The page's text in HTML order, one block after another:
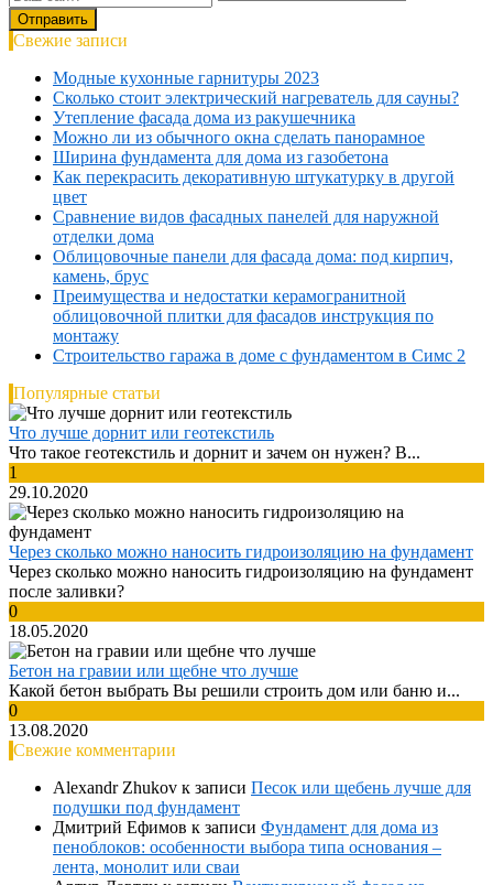
Свежие записи
Модные кухонные гарнитуры 2023
Сколько стоит электрический нагреватель для сауны?
Утепление фасада дома из ракушечника
Можно ли из обычного окна сделать панорамное
Ширина фундамента для дома из газобетона
Как перекрасить декоративную штукатурку в другой
цвет
Сравнение видов фасадных панелей для наружной
отделки дома
Облицовочные панели для фасада дома: под кирпич,
камень, брус
Преимущества и недостатки керамогранитной
облицовочной плитки для фасадов инструкция по
монтажу
Строительство гаража в доме с фундаментом в Симс 2
Популярные статьи
Что лучше дорнит или геотекстиль
Что такое геотекстиль и дорнит и зачем он нужен? В...
1
29.10.2020
Через сколько можно наносить гидроизоляцию на фундамент
Через сколько можно наносить гидроизоляцию на фундамент
после заливки?
0
18.05.2020
Бетон на гравии или щебне что лучше
Какой бетон выбрать Вы решили строить дом или баню и...
0
13.08.2020
Свежие комментарии
Alexandr Zhukov к записи Песок или щебень лучше для
подушки под фундамент
Дмитрий Ефимов к записи Фундамент для дома из
пеноблоков: особенности выбора типа основания –
лента, монолит или сваи